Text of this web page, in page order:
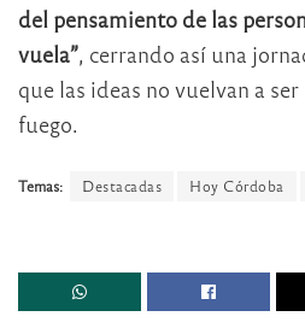
del pensamiento de las
vuela”, cerrando así una
que las ideas no vuelvan a
fuego.
Temas: Destacadas Hoy Córdoba